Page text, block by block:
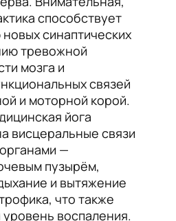
способствует
синаптических
тревожной
мозга и
связей
и моторной корой.
йога
висцеральные связи
—
пузырём,
и вытяжение
что также
воспаления.